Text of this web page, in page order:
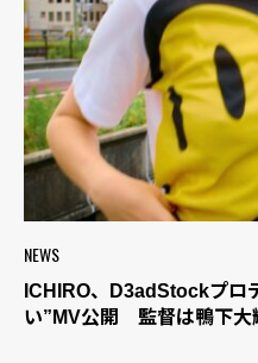
NEWS
ICHIRO、D3adStockプロ
い”MV公開 監督は鴨下大